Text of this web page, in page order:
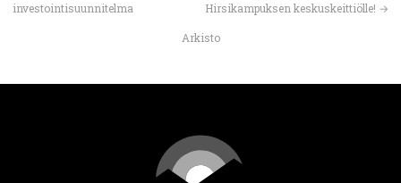
investointisuunnitelma
Hirsikampuksen keskuskeittiölle! →
Arkisto